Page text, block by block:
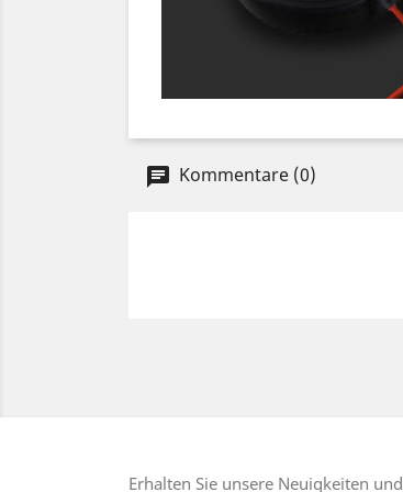
Kommentare (0)
Erhalten Sie unsere Neuigkeiten und